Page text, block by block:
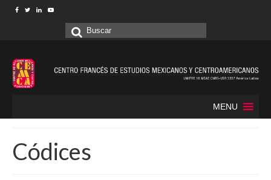
Buscar
MENU
Códices